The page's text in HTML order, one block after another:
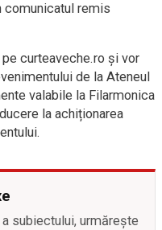
comunicatul remis
curteaveche.ro și vor
de la Ateneul
valabile la Filarmonica
la achiționarea
subiectului, urmărește